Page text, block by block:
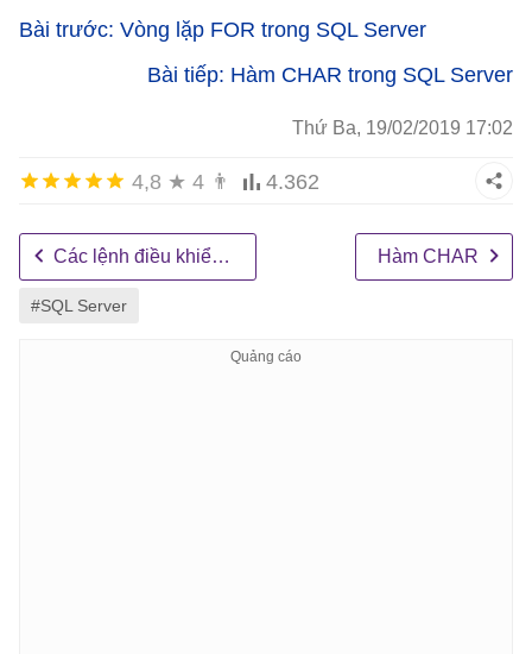
Bài trước: Vòng lặp FOR trong SQL Server
Bài tiếp: Hàm CHAR trong SQL Server
Thứ Ba, 19/02/2019 17:02
4,8 ★ 4 👨 4.362
Các lệnh điều khiển và vòng lặp Hàm CHAR
#SQL Server